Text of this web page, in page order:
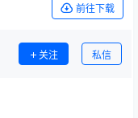
前往下载
关注 私信